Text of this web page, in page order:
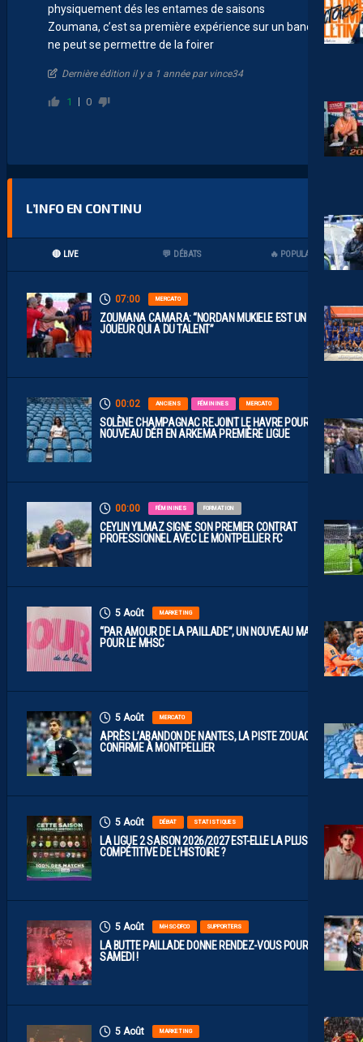
physiquement dés les entames de saisons
Zoumana, c’est sa première expérience sur un banc, et il
ne peut se permettre de la foirer
Dernière édition il y a 1 année par vince34
1 0
L’INFO EN CONTINU
🔴 LIVE 💬 DÉBATS 🔥 POPULAIRES
07:00 MERCATO
ZOUMANA CAMARA: “NORDAN MUKIELE EST UN
JOUEUR QUI A DU TALENT”
00:02 ANCIENS FÉMININES MERCATO
SOLÈNE CHAMPAGNAC REJOINT LE HAVRE POUR UN
NOUVEAU DÉFI EN ARKEMA PREMIÈRE LIGUE
00:00 FÉMININES FORMATION
CEYLIN YILMAZ SIGNE SON PREMIER CONTRAT
PROFESSIONNEL AVEC LE MONTPELLIER FC
5 Août MARKETING
“PAR AMOUR DE LA PAILLADE”, UN NOUVEAU MAILLOT
POUR LE MHSC
5 Août MERCATO
APRÈS L’ABANDON DE NANTES, LA PISTE ZOUAOUI SE
CONFIRME À MONTPELLIER
5 Août DÉBAT STATISTIQUES
LA LIGUE 2 SAISON 2026/2027 EST-ELLE LA PLUS
COMPÉTITIVE DE L’HISTOIRE ?
5 Août MHSC-DFCO SUPPORTERS
LA BUTTE PAILLADE DONNE RENDEZ-VOUS POUR
SAMEDI !
5 Août MARKETING